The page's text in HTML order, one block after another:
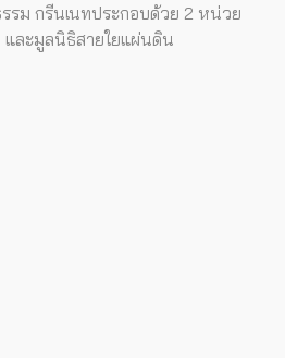
รม กรีนเนทประกอบด้วย 2 หน่วย
ละมูลนิธิสายใยแผ่นดิน